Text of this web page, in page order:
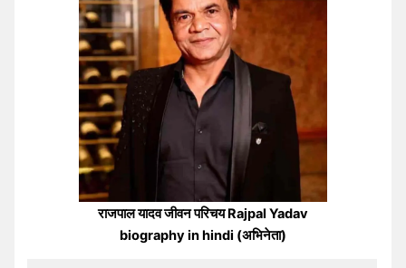
राजपाल यादव जीवन परिचय Rajpal Yadav
biography in hindi (अभिनेता)